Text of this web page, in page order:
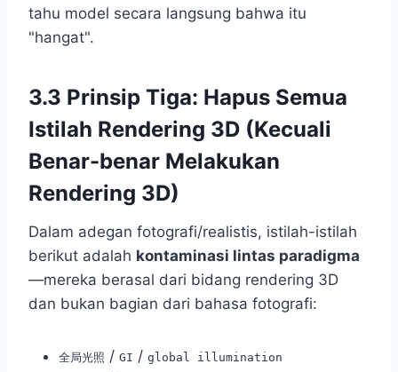
tahu model secara langsung bahwa itu
"hangat".
3.3 Prinsip Tiga: Hapus Semua
Istilah Rendering 3D (Kecuali
Benar-benar Melakukan
Rendering 3D)
Dalam adegan fotografi/realistis, istilah-istilah
berikut adalah kontaminasi lintas paradigma
—mereka berasal dari bidang rendering 3D
dan bukan bagian dari bahasa fotografi:
全局光照 / GI / global illumination